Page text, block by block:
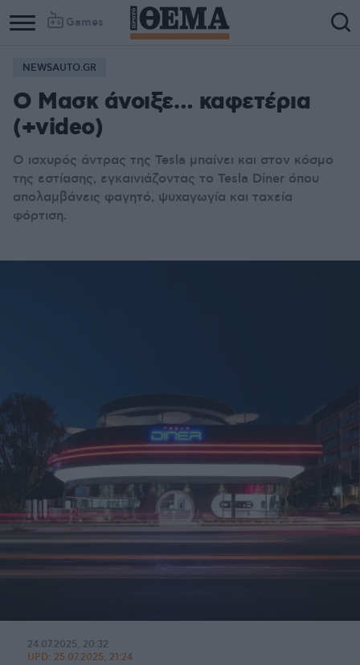
Games
NEWSAUTO.GR
O Μασκ άνοιξε… καφετέρια
(+video)
Ο ισχυρός άντρας της Tesla μπαίνει και στον κόσμο
της εστίασης, εγκαινιάζοντας το Tesla Diner όπου
απολαμβάνεις φαγητό, ψυχαγωγία και ταχεία
φόρτιση.
24.07.2025, 20:32
UPD: 25.07.2025, 21:24